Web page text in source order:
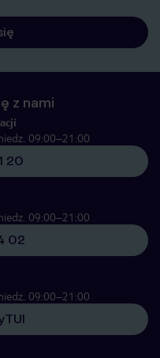
z nami
09:00–21:00
20
09:00–21:00
02
09:00–21:00